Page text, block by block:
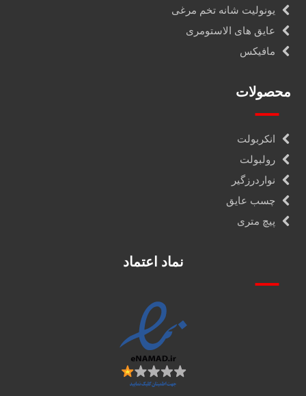
یونولیت شانه تخم مرغی
عایق های الاستومری
مافیکس
محصولات
انکربولت
رولبولت
نواردرزگیر
چسب عایق
پیچ متری
نماد اعتماد